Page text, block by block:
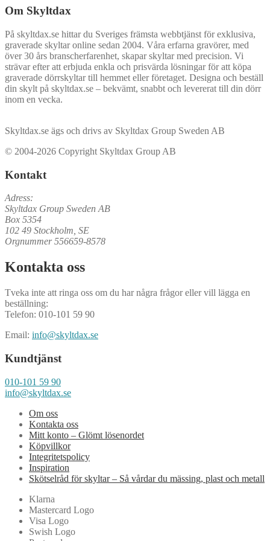
Om Skyltdax
På skyltdax.se hittar du Sveriges främsta webbtjänst för exklusiva,
graverade skyltar online sedan 2004. Våra erfarna gravörer, med
över 30 års branscherfarenhet, skapar skyltar med precision. Vi
strävar efter att erbjuda enkla och prisvärda lösningar för att köpa
graverade dörrskyltar till hemmet eller företaget. Designa och beställ
din skylt på skyltdax.se – bekvämt, snabbt och levererat till din dörr
inom en vecka.
Skyltdax.se ägs och drivs av Skyltdax Group Sweden AB
© 2004-2026 Copyright Skyltdax Group AB
Kontakt
Adress:
Skyltdax Group Sweden AB
Box 5354
102 49 Stockholm, SE
Orgnummer 556659-8578
Kontakta oss
Tveka inte att ringa oss om du har några frågor eller vill lägga en
beställning:
Telefon: 010-101 59 90
Email: info@skyltdax.se
Kundtjänst
010-101 59 90
info@skyltdax.se
Om oss
Kontakta oss
Mitt konto – Glömt lösenordet
Köpvillkor
Integritetspolicy
Inspiration
Skötselråd för skyltar – Så vårdar du mässing, plast och metall
Klarna
Mastercard Logo
Visa Logo
Swish Logo